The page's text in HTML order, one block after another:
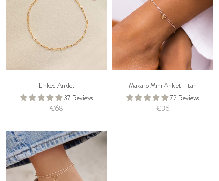
Linked Anklet
37 Reviews
€68
Makaro Mini Anklet - tan
72 Reviews
€36